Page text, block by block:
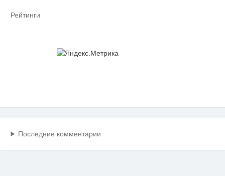
Рейтинги
Последние комментарии